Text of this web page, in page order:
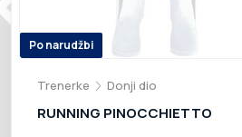
Po narudžbi
Trenerke Donji dio
RUNNING PINOCCHIETTO